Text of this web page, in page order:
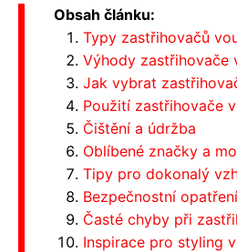
Obsah článku:
Typy zastřihovačů
Výhody zastřihovače
Jak vybrat
Použití zastřihovače
Čištění a údržba
Oblíbené značky a
Tipy pro dokonalý
Bezpečnostní opatření
Časté chyby při
Inspirace pro styling